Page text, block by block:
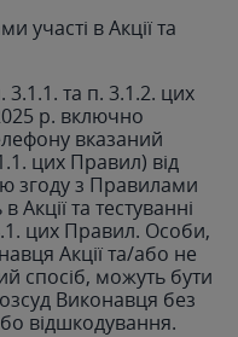
участі в Акції та
та п. 3.1.2. цих
р. включно
вказаний
цих Правил) від
згоду з Правилами
Акції та тестуванні
цих Правил. Особи,
Акції та/або не
спосіб, можуть бути
Виконавця без
відшкодування.